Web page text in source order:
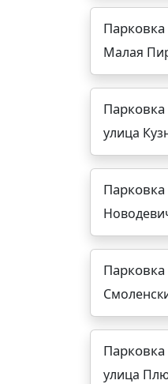
Малая
улица
улица